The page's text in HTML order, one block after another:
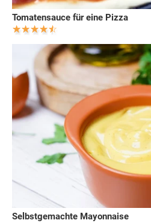
Tomatensauce für eine Pizza
Selbstgemachte Mayonnaise